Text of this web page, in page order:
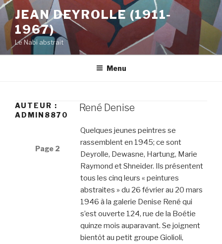
Aller
au
contenu
principal
JEAN DEYROLLE (1911-
1967)
Le Nabi abstrait
Menu
AUTEUR :
ADMIN8870
René Denise
Quelques jeunes peintres se
rassemblent en 1945; ce sont
Deyrolle, Dewasne, Hartung, Marie
Raymond et Shneider. Ils présentent
tous les cinq leurs « peintures
abstraites » du 26 février au 20 mars
1946 à la galerie Denise René qui
s’est ouverte 124, rue de la Boétie
quinze mois auparavant. Se joignent
bientôt au petit groupe Giolioli,
articles
Page 2